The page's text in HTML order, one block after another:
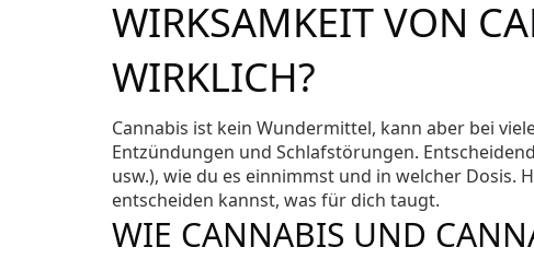
WIRKSAMKEIT VON
WIRKLICH?
Cannabis ist kein Wundermittel, kann aber bei
Entzündungen und Schlafstörungen.
usw.), wie du es einnimmst und in welcher
entscheiden kannst, was für dich taugt.
WIE CANNABIS UND